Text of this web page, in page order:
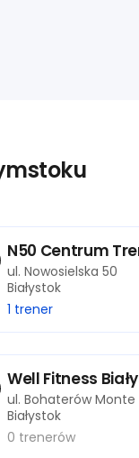
N50 Centrum
ul. Nowosielska 50
Białystok
1 trener
Well Fitness
ul. Bohaterów Monte
Białystok
0 trenerów